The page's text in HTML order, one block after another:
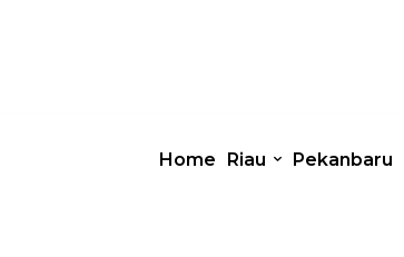
Home Riau Pekanbaru